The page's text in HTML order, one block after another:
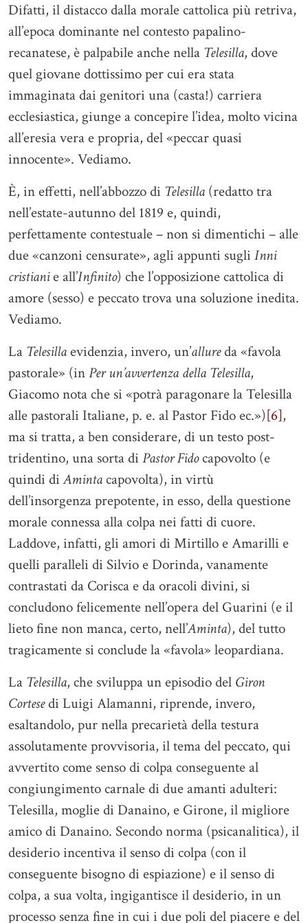
Difatti, il distacco dalla morale cattolica più retriva,
all’epoca dominante nel contesto papalino-
recanatese, è palpabile anche nella Telesilla, dove
quel giovane dottissimo per cui era stata
immaginata dai genitori una (casta!) carriera
ecclesiastica, giunge a concepire l’idea, molto vicina
all’eresia vera e propria, del «peccar quasi
innocente». Vediamo.
È, in effetti, nell’abbozzo di Telesilla (redatto tra
nell’estate-autunno del 1819 e, quindi,
perfettamente contestuale – non si dimentichi – alle
due «canzoni censurate», agli appunti sugli Inni
cristianie all’Infinito) che l’opposizione cattolica di
amore (sesso) e peccato trova una soluzione inedita.
Vediamo.
La Telesillaevidenzia, invero, un’allureda «favola
pastorale» (inPer un’avvertenza della Telesilla,
Giacomo nota che si «potrà paragonare la Telesilla
alle pastorali Italiane, p. e. al Pastor Fido ec.»)[6],
ma si tratta, a ben considerare, di un testo post-
tridentino, una sorta di Pastor Fidocapovolto (e
quindi diAmintacapovolta), in virtù
dell’insorgenza prepotente, in esso, della questione
morale connessa alla colpa nei fatti di cuore.
Laddove, infatti, gli amori di Mirtillo e Amarilli e
quelli paralleli di Silvio e Dorinda, vanamente
contrastati da Corisca e da oracoli divini, si
concludono felicemente nell’opera del Guarini (e il
lieto fine non manca, certo, nell’Aminta), del tutto
tragicamente si conclude la «favola» leopardiana.
La Telesilla, che sviluppa un episodio del Giron
Cortesedi Luigi Alamanni, riprende, invero,
esaltandolo, pur nella precarietà della testura
assolutamente provvisoria, il tema del peccato, qui
avvertito come senso di colpa conseguente al
congiungimento carnale di due amanti adulteri:
Telesilla, moglie di Danaino, e Girone, il migliore
amico di Danaino. Secondo norma (psicanalitica), il
desiderio incentiva il senso di colpa (con il
conseguente bisogno di espiazione) e il senso di
colpa, a sua volta, ingigantisce il desiderio, in un
processo senza fine in cui i due poli del piacere e del